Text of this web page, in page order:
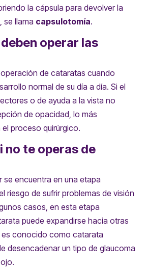
la cápsula para devolver la
se llama capsulotomía.
operar las
de cataratas cuando
normal de su día a día. Si el
o de ayuda a la vista no
de opacidad, lo más
proceso quirúrgico.
no te operas de
se encuentra en una etapa
riesgo de sufrir problemas de visión
casos, en esta etapa
puede expandirse hacia otras
es conocido como catarata
desencadenar un tipo de glaucoma